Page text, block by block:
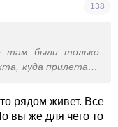
138
там были только
куда прилетало
рядом разбитые,
рядом живет. Все
вы же для чего то